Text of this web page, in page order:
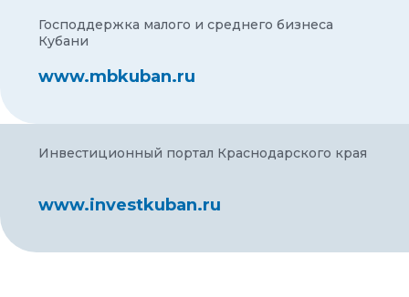
Господдержка малого и среднего бизнеса
Кубани
www.mbkuban.ru
Инвестиционный портал Краснодарского края
www.investkuban.ru